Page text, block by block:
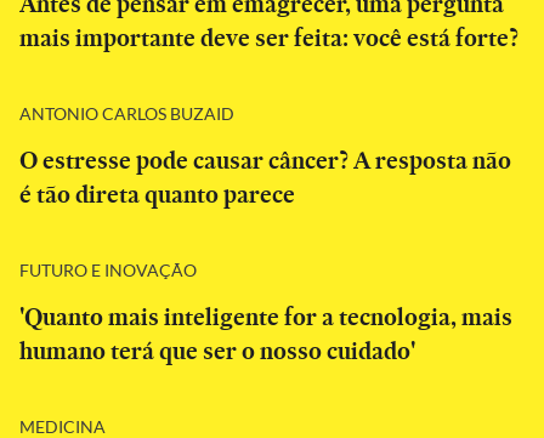
mais importante deve ser feita: você está forte?
ANTONIO CARLOS BUZAID
O estresse pode causar câncer? A resposta não
é tão direta quanto parece
FUTURO E INOVAÇÃO
'Quanto mais inteligente for a tecnologia, mais
humano terá que ser o nosso cuidado'
MEDICINA